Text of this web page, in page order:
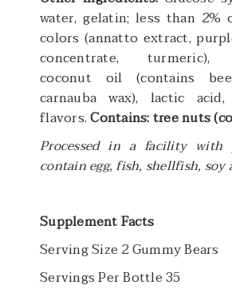
water, gelatin; less than 2%
colors (annatto extract,
concentrate, turmeric),
coconut oil (contains
carnauba wax), lactic
flavors.Contains: tree nuts
Processed in a facility with
contain egg, fish, shellfish, soy
Supplement Facts
Serving Size 2 Gummy Bears
Servings Per Bottle 35